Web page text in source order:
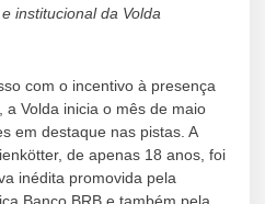
institucional da Volda
com o incentivo à presença
Volda inicia o mês de maio
em destaque nas pistas. A
de apenas 18 anos, foi
inédita promovida pela
Banco BRB e também pela